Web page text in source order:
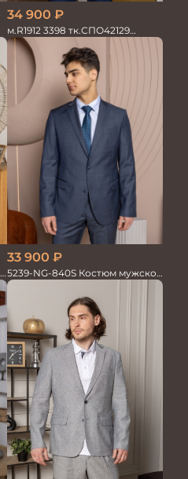
34 900 ₽
м.R1912 3398 тк.СПО42129
Костюм мужской
33 900 ₽
5239-NG-840S Костюм мужской
двойка